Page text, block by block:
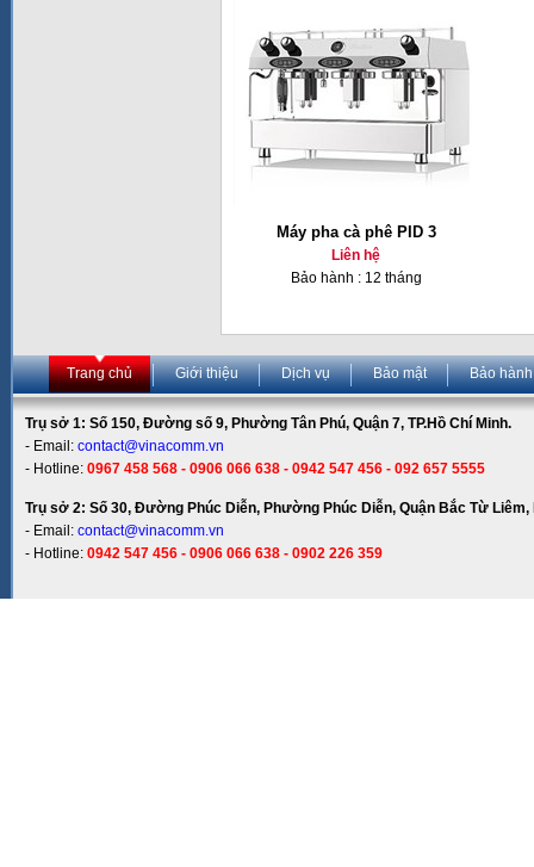
Máy pha cà phê PID 3
Liên hệ
Bảo hành : 12 tháng
Trang chủ Giới thiệu Dịch vụ Bảo mật Bảo hành
Trụ sở 1: Số 150, Đường số 9, Phường Tân Phú, Quận 7, TP.Hồ Chí Minh.
- Email: contact@vinacomm.vn
- Hotline: 0967 458 568 - 0906 066 638 - 0942 547 456 - 092 657 5555
Trụ sở 2: Số 30, Đường Phúc Diễn, Phường Phúc Diễn, Quận Bắc Từ Liêm,
- Email: contact@vinacomm.vn
- Hotline: 0942 547 456 - 0906 066 638 - 0902 226 359